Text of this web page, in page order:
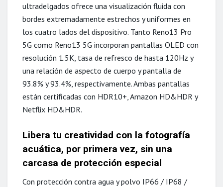
ultradelgados ofrece una visualización fluida con
bordes extremadamente estrechos y uniformes en
los cuatro lados del dispositivo. Tanto Reno13 Pro
5G como Reno13 5G incorporan pantallas OLED con
resolución 1.5K, tasa de refresco de hasta 120Hz y
una relación de aspecto de cuerpo y pantalla de
93.8% y 93.4%, respectivamente. Ambas pantallas
están certificadas con HDR10+, Amazon HD&HDR y
Netflix HD&HDR.
Libera tu creatividad con la fotografía
acuática, por primera vez, sin una
carcasa de protección especial
Con protección contra agua y polvo IP66 / IP68 /